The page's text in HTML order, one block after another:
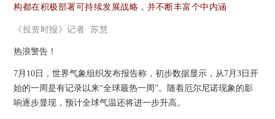
构都在积极部署可持续发展战略，并不断丰富个中内涵
《投资时报》记者苏慧
热浪警告！
7月10日，世界气象组织发布报告称，初步数据显示，从7月3日开
始的一周是有记录以来“全球最热一周”。随着厄尔尼诺现象的影
响逐步显现，预计全球气温还将进一步升高。